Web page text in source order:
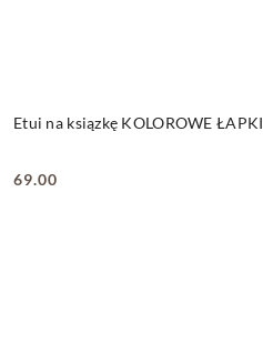
Etui na ksiązkę KOLOROWE ŁAPKI
Cena:
69.00